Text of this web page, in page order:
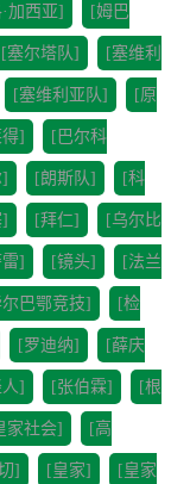
加西亚] [姆巴
[塞尔塔队] [塞维利
[塞维利亚队] [原
] [巴尔科
[朗斯队] [科
[拜仁] [乌尔比
] [镜头] [法兰
巴鄂竞技] [检
[罗迪纳] [薛庆
] [张伯霖] [根
家社会] [高
] [皇家] [皇家